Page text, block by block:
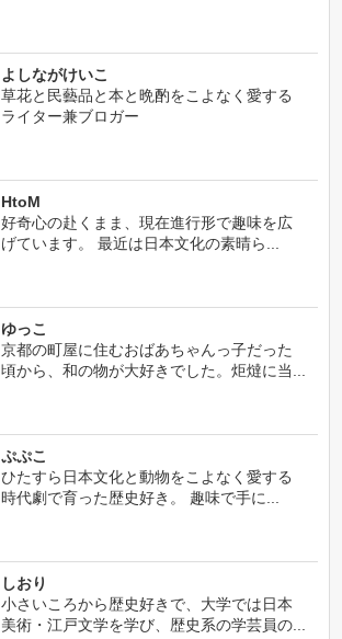
よしながけいこ
草花と民藝品と本と晩酌をこよなく愛する
ライター兼ブロガー
HtoM
好奇心の赴くまま、現在進行形で趣味を広
げています。 最近は日本文化の素晴ら...
ゆっこ
京都の町屋に住むおばあちゃんっ子だった
頃から、和の物が大好きでした。炬燵に当...
ぷぷこ
ひたすら日本文化と動物をこよなく愛する
時代劇で育った歴史好き。 趣味で手に...
しおり
小さいころから歴史好きで、大学では日本
美術・江戸文学を学び、歴史系の学芸員の...